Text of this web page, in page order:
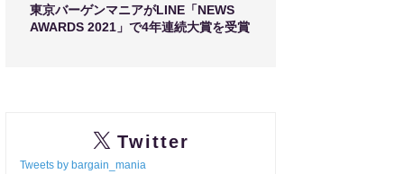
東京バーゲンマニアがLINE「NEWS
AWARDS 2021」で4年連続大賞を受賞
Twitter
Tweets by bargain_mania